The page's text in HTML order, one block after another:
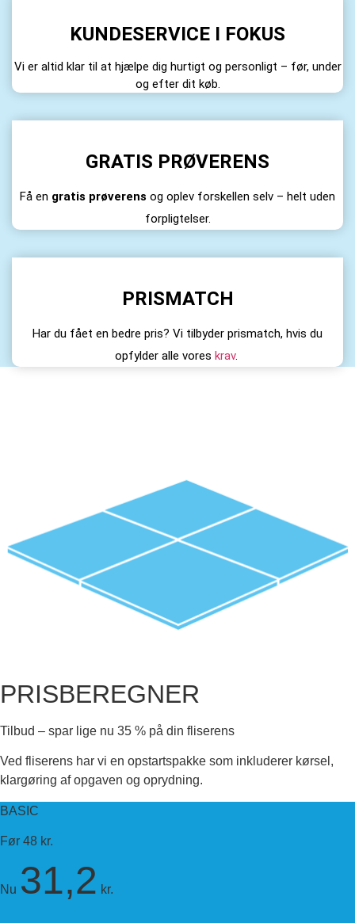
KUNDESERVICE I FOKUS
Vi er altid klar til at hjælpe dig hurtigt og personligt – før, under
og efter dit køb.
GRATIS PRØVERENS
Få en gratis prøverens og oplev forskellen selv – helt uden
forpligtelser.
PRISMATCH
Har du fået en bedre pris? Vi tilbyder prismatch, hvis du
opfylder alle vores krav.
PRISBEREGNER
Tilbud – spar lige nu 35 % på din fliserens
Ved fliserens har vi en opstartspakke som inkluderer kørsel,
klargøring af opgaven og oprydning.
BASIC
Før 48 kr.
Nu 31,2 kr.